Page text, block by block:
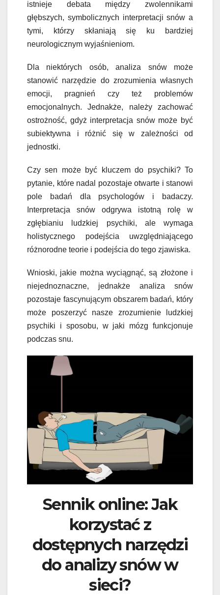
istnieje debata między zwolennikami
głębszych, symbolicznych interpretacji snów a
tymi, którzy skłaniają się ku bardziej
neurologicznym wyjaśnieniom.
Dla niektórych osób, analiza snów może
stanowić narzędzie do zrozumienia własnych
emocji, pragnień czy też problemów
emocjonalnych. Jednakże, należy zachować
ostrożność, gdyż interpretacja snów może być
subiektywna i różnić się w zależności od
jednostki.
Czy sen może być kluczem do psychiki? To
pytanie, które nadal pozostaje otwarte i stanowi
pole badań dla psychologów i badaczy.
Interpretacja snów odgrywa istotną rolę w
zgłębianiu ludzkiej psychiki, ale wymaga
holistycznego podejścia uwzględniającego
różnorodne teorie i podejścia do tego zjawiska.
Wnioski, jakie można wyciągnąć, są złożone i
niejednoznaczne, jednakże analiza snów
pozostaje fascynującym obszarem badań, który
może poszerzyć nasze zrozumienie ludzkiej
psychiki i sposobu, w jaki mózg funkcjonuje
podczas snu.
Sennik online: Jak
korzystać z
dostępnych narzędzi
do analizy snów w
sieci?